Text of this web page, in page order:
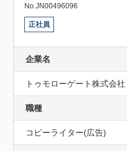
No.JN00496096
正社員
企業名
トゥモローゲート株式会社
職種
コピーライター(広告)